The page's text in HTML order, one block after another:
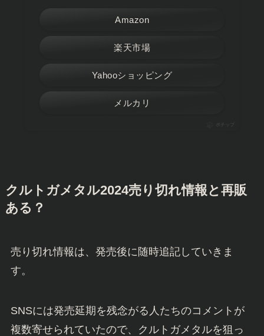
Amazon
楽天市場
Yahooショッピング
メルカリ
ポチップ
クルトガメタル2024売り切れ情報と再販
ある？
売り切れ情報は、発売後に随時追記していきま
す。
SNSには発売延期を残念がる人たちのコメントが
複数寄せられていたので、クルトガメタルを狙っ